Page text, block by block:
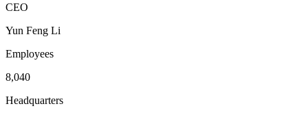
CEO
Yun Feng Li
Employees
8,040
Headquarters